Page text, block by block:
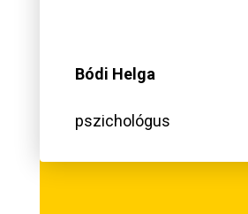
Bódi Helga
pszichológus